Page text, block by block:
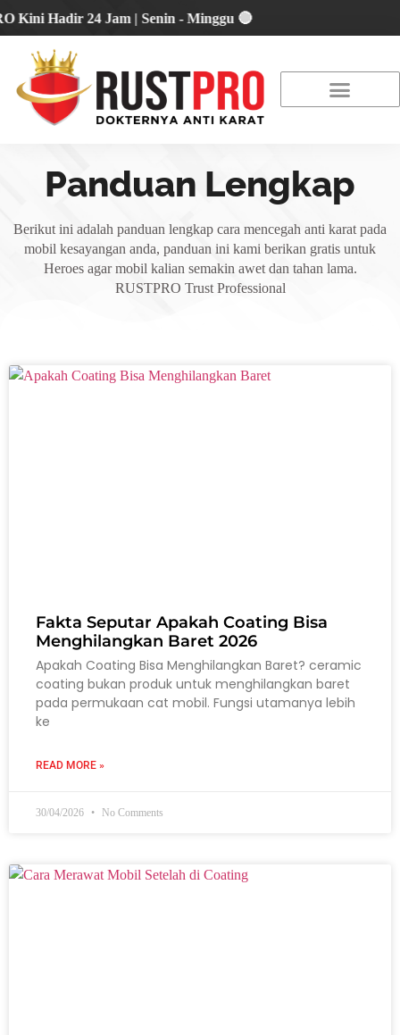
Hadir 24 Jam | Senin - Minggu 🔴
Panduan Lengkap
Berikut ini adalah panduan lengkap cara mencegah anti karat pada
mobil kesayangan anda, panduan ini kami berikan gratis untuk
Heroes agar mobil kalian semakin awet dan tahan lama.
RUSTPRO Trust Professional
Fakta Seputar Apakah Coating Bisa
Menghilangkan Baret 2026
Apakah Coating Bisa Menghilangkan Baret? ceramic
coating bukan produk untuk menghilangkan baret
pada permukaan cat mobil. Fungsi utamanya lebih
ke
READ MORE »
30/04/2026 No Comments